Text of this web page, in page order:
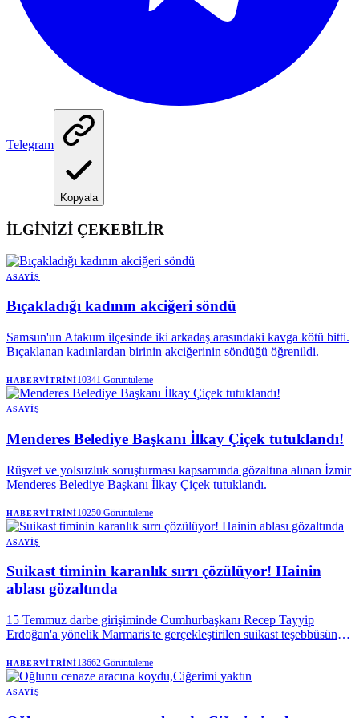
Telegram
Kopyala
İLGİNİZİ ÇEKEBİLİR
ASAYIŞ
Bıçakladığı kadının akciğeri söndü
Samsun'un Atakum ilçesinde iki arkadaş arasındaki kavga kötü bitti.
Bıçaklanan kadınlardan birinin akciğerinin söndüğü öğrenildi.
HABERVITRINI10341 Görüntüleme
ASAYIŞ
Menderes Belediye Başkanı İlkay Çiçek tutuklandı!
Rüşvet ve yolsuzluk soruşturması kapsamında gözaltına alınan İzmir
Menderes Belediye Başkanı İlkay Çiçek tutuklandı.
HABERVITRINI10250 Görüntüleme
ASAYIŞ
Suikast timinin karanlık sırrı çözülüyor! Hainin
ablası gözaltında
15 Temmuz darbe girişiminde Cumhurbaşkanı Recep Tayyip
Erdoğan'a yönelik Marmaris'te gerçekleştirilen suikast teşebbüsüne
Karatepe 2 gün önce tutuklanmıştı.
HABERVITRINI13662 Görüntüleme
ASAYIŞ